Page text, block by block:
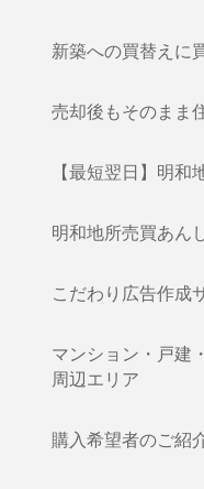
新築への買替えに
売却後もそのまま
【最短翌日】明和
明和地所売買あん
こだわり広告作成
マンション・戸建
周辺エリア
購入希望者のご紹